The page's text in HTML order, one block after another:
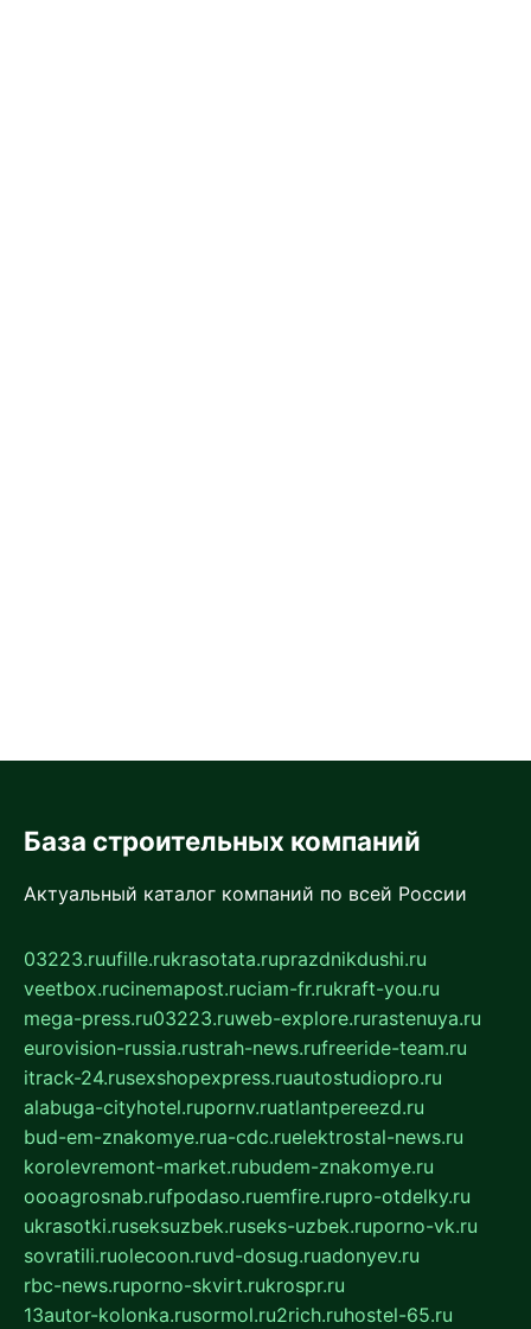
База строительных компаний
Актуальный каталог компаний по всей России
03223.ruufille.rukrasotata.ruprazdnikdushi.ru
veetbox.rucinemapost.ruciam-fr.rukraft-you.ru
mega-press.ru03223.ruweb-explore.rurastenuya.ru
eurovision-russia.rustrah-news.rufreeride-team.ru
itrack-24.rusexshopexpress.ruautostudiopro.ru
alabuga-cityhotel.rupornv.ruatlantpereezd.ru
bud-em-znakomye.rua-cdc.ruelektrostal-news.ru
korolevremont-market.rubudem-znakomye.ru
oooagrosnab.rufpodaso.ruemfire.rupro-otdelky.ru
ukrasotki.ruseksuzbek.ruseks-uzbek.ruporno-vk.ru
sovratili.ruolecoon.ruvd-dosug.ruadonyev.ru
rbc-news.ruporno-skvirt.rukrospr.ru
13autor-kolonka.rusormol.ru2rich.ruhostel-65.ru